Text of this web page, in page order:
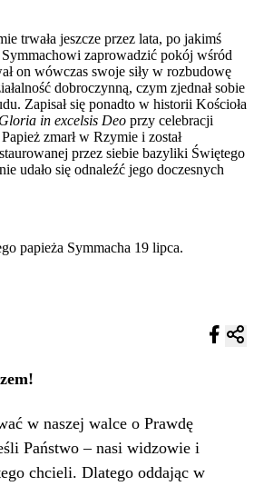
trwała jeszcze przez lata, po jakimś
Symmachowi zaprowadzić pokój wśród
on wówczas swoje siły w rozbudowę
dobroczynną, czym zjednał sobie
Zapisał się ponadto w historii Kościoła
Gloria in excelsis Deo przy celebracji
zmarł w Rzymie i został
przez siebie bazyliki Świętego
udało się odnaleźć jego doczesnych
papieża Symmacha 19 lipca.
w naszej walce o Prawdę
Państwo – nasi widzowie i
chcieli. Dlatego oddając w